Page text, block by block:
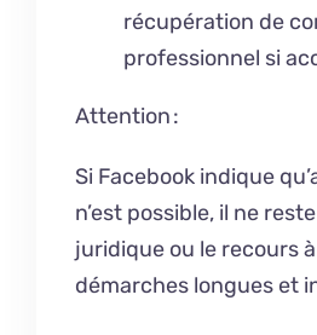
récupération de
professionnel si
Attention :
Si Facebook indique
n’est possible, il ne
juridique ou le recours
démarches longues et